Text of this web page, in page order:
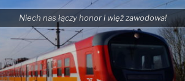
Niech nas łączy honor i więź zawodowa!